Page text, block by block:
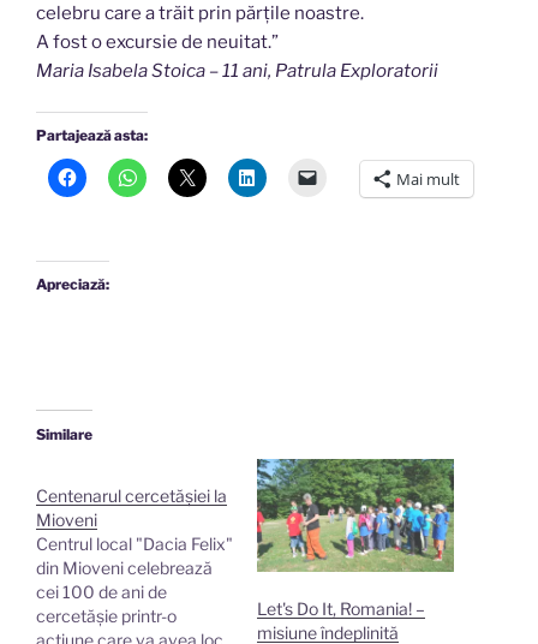
celebru care a trăit prin părțile noastre.
A fost o excursie de neuitat.”
Maria Isabela Stoica – 11 ani, Patrula Exploratorii
Partajează asta:
Mai mult
Apreciază:
Similare
Centenarul cercetășiei la
Mioveni
Centrul local "Dacia Felix"
din Mioveni celebrează
cei 100 de ani de
cercetășie printr-o
Let's Do It, Romania! –
misiune îndeplinită